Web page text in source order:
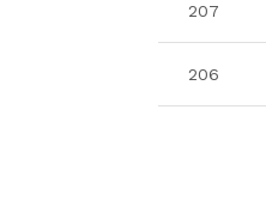
207
206